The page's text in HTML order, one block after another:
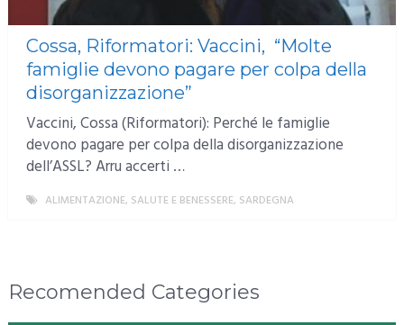
Cossa, Riformatori: Vaccini, “Molte
famiglie devono pagare per colpa della
disorganizzazione”
Vaccini, Cossa (Riformatori): Perché le famiglie
devono pagare per colpa della disorganizzazione
dell’ASSL? Arru accerti …
ALIMENTAZIONE, SALUTE E BENESSERE, SARDEGNA
Recomended Categories